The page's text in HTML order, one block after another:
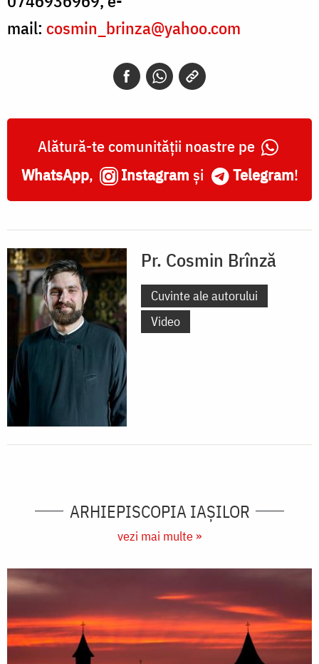
mail: cosmin_brinza@yahoo.com
Alătură-te comunității noastre pe
WhatsApp, Instagram și Telegram!
Pr. Cosmin Brînză
Cuvinte ale autorului
Video
ARHIEPISCOPIA IAŞILOR
vezi mai multe »